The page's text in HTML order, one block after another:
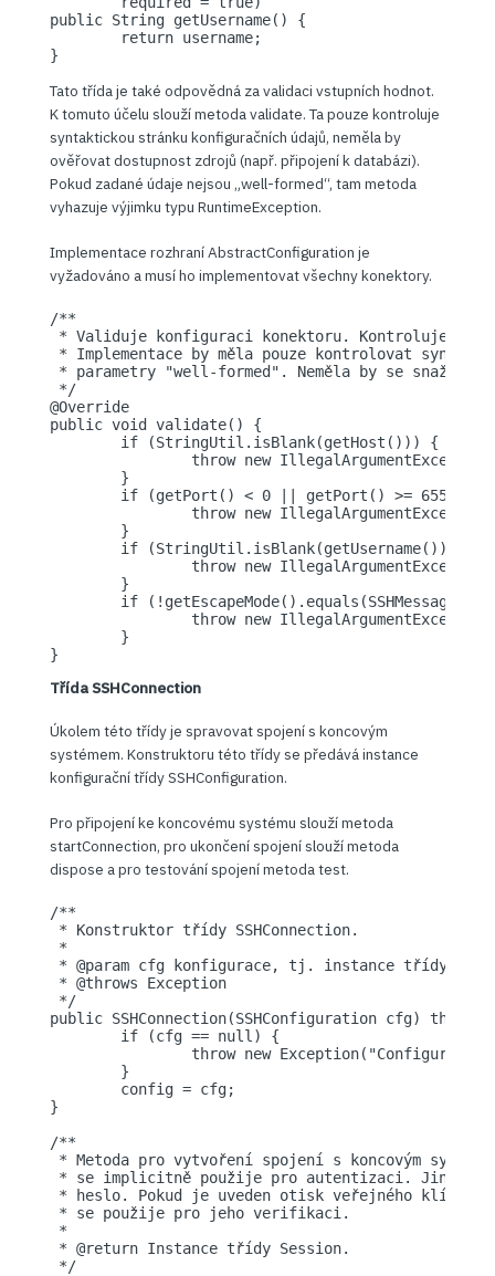
public String getUsername() {
}
Tato třída je také odpovědná za validaci vstupních hodnot.
K tomuto účelu slouží metoda validate. Ta pouze kontroluje
syntaktickou stránku konfiguračních údajů, neměla by
ověřovat dostupnost zdrojů (např. připojení k databázi).
Pokud zadané údaje nejsou „well-formed“, tam metoda
vyhazuje výjimku typu RuntimeException.
Implementace rozhraní AbstractConfiguration je
vyžadováno a musí ho implementovat všechny konektory.
/**
* Validuje konfiguraci konektoru. Kontroluje, zda
* Implementace by měla pouze kontrolovat
* parametry "well-formed". Neměla by se snažit
*/
@Override
public void validate() {
}
Třída SSHConnection
Úkolem této třídy je spravovat spojení s koncovým
systémem. Konstruktoru této třídy se předává instance
konfigurační třídy SSHConfiguration.
Pro připojení ke koncovému systému slouží metoda
startConnection, pro ukončení spojení slouží metoda
dispose a pro testování spojení metoda test.
/**
* Konstruktor třídy SSHConnection.
*
* @param cfg konfigurace, tj. instance třídy
* @throws Exception
*/
public SSHConnection(SSHConfiguration cfg) throws
}
/**
* Metoda pro vytvoření spojení s koncovým
* se implicitně použije pro autentizaci. Jinak se
* heslo. Pokud je uveden otisk veřejného klíče
* se použije pro jeho verifikaci.
*
* @return Instance třídy Session.
*/